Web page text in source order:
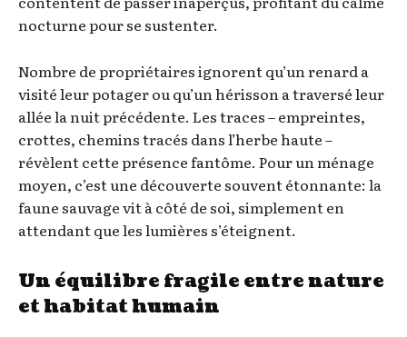
nocturne pour se sustenter.
Nombre de propriétaires ignorent qu’un renard a
visité leur potager ou qu’un hérisson a traversé leur
allée la nuit précédente. Les traces – empreintes,
crottes, chemins tracés dans l’herbe haute –
révèlent cette présence fantôme. Pour un ménage
moyen, c’est une découverte souvent étonnante: la
faune sauvage vit à côté de soi, simplement en
attendant que les lumières s’éteignent.
Un équilibre fragile entre nature
et habitat humain